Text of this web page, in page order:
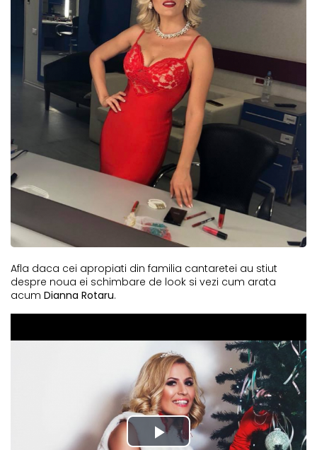
Afla daca cei apropiati din familia cantaretei au stiut
despre noua ei schimbare de look si vezi cum arata
acum Dianna Rotaru.